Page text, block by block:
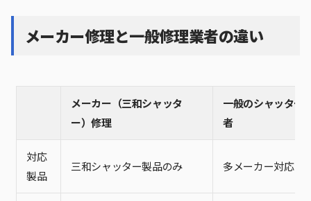
メーカー修理と一般修理業者の違い
メーカー（三和シャッタ
ー）修理
一般のシャッター
者
対応
製品
三和シャッター製品のみ 多メーカー対応